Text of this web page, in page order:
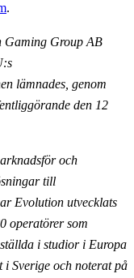
.
Gaming Group AB
lämnades, genom
den 12
och
till
Evolution utvecklats
operatörer som
i studior i Europa
Sverige och noterat på